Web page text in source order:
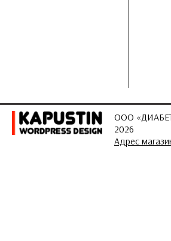
ООО
2026
Адрес